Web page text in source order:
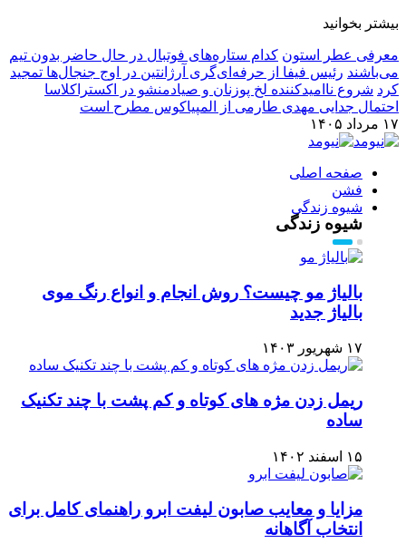
بیشتر بخوانید
معرفی عطر استون کدام ستاره‌های فوتبال در حال حاضر بدون تیم
می‌باشند رئیس فیفا از حرفه‌ای‌گری آرژانتین در اوج جنجال‌ها تمجید
کرد شروع ناامیدکننده لخ پوزنان و صیادمنشو در اکستراکلاسا
احتمال جدایی مهدی طارمی از المپیاکوس مطرح است
۱۷ مرداد ۱۴۰۵
صفحه اصلی
فشن
شیوه زندگی
شیوه زندگی
بالیاژ مو چیست؟ روش انجام و انواع رنگ موی
بالیاژ جدید
۱۷ شهریور ۱۴۰۳
ریمل زدن مژه های کوتاه و کم پشت با چند تکنیک
ساده
۱۵ اسفند ۱۴۰۲
مزایا و معایب صابون لیفت ابرو راهنمای کامل برای
انتخاب آگاهانه